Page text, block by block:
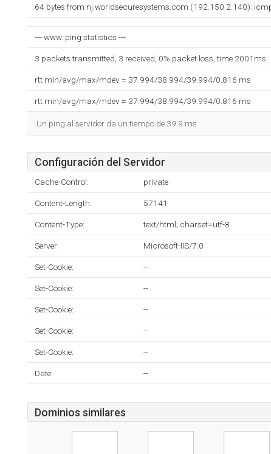
64 bytes from nj.worldsecuresystems.com (192.150.2.140):
--- www. ping statistics ---
3 packets transmitted, 3 received, 0% packet loss, time 2001ms
rtt min/avg/max/mdev = 37.994/38.994/39.994/0.816 ms
rtt min/avg/max/mdev = 37.994/38.994/39.994/0.816 ms
Un ping al servidor da un tiempo de 39.9 ms.
Configuración del Servidor
Cache-Control: private
Content-Length: 57141
Content-Type: text/html; charset=utf-8
Server: Microsoft-IIS/7.0
Set-Cookie: --
Set-Cookie: --
Set-Cookie: --
Set-Cookie: --
Set-Cookie: --
Date: --
Dominios similares